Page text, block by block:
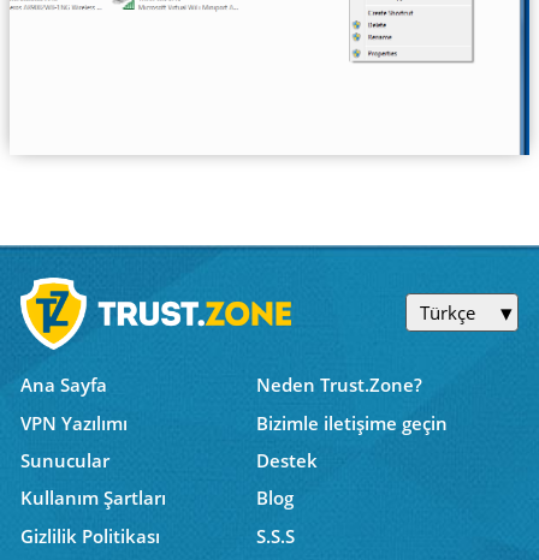
Türkçe
Ana Sayfa
Neden Trust.Zone?
VPN Yazılımı
Bizimle iletişime geçin
Sunucular
Destek
Kullanım Şartları
Blog
Gizlilik Politikası
S.S.S